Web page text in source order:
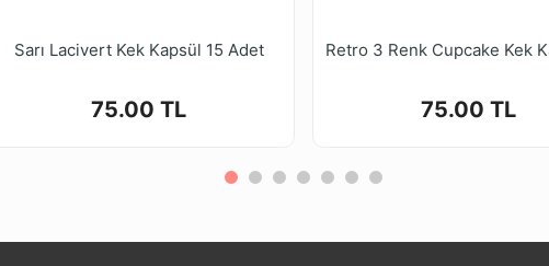
Sarı Lacivert Kek Kapsül 15 Adet
75.00 TL 75.00 TL